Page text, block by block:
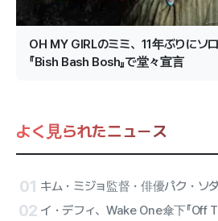
OH MY GIRLのミミ、11年ぶりにソ
『Bish Bash Bosh』で堂々宣言
よく見られたニュース
01
02